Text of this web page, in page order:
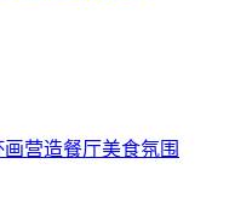
营造餐厅美食氛围